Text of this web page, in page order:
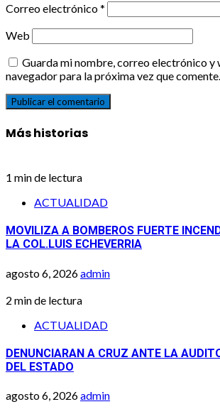
Correo electrónico*
Web
Guarda mi nombre, correo electrónico y
navegador para la próxima vez que comente.
Más historias
1 min de lectura
ACTUALIDAD
MOVILIZA A BOMBEROS FUERTE
LA COL.LUIS ECHEVERRIA
agosto 6, 2026admin
2 min de lectura
ACTUALIDAD
DENUNCIARAN A CRUZ ANTE LA
DEL ESTADO
agosto 6, 2026admin